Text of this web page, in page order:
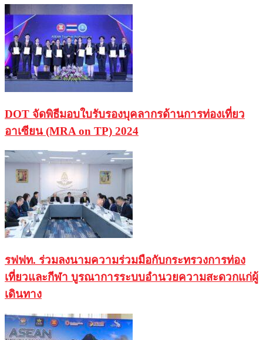
DOT จัดพิธีมอบใบรับรองบุคลากรด้านการท่องเที่ยว
อาเซียน (MRA on TP) 2024
รฟฟท. ร่วมลงนามความร่วมมือกับกระทรวงการท่อง
เที่ยวและกีฬา บูรณาการระบบอำนวยความสะดวกแก่ผู้
เดินทาง